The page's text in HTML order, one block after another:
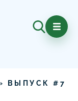
ВЫПУСК # 7